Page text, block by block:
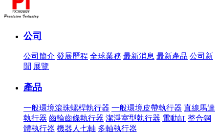
公司
公司簡介 發展歷程 全球業務 最新消息 最新產品 公司新
聞 展覽
產品
一般環境滾珠螺桿執行器 一般環境皮帶執行器 直線馬達
執行器 齒輪齒條執行器 潔淨室型執行器 電動缸 整合鋼
體執行器 機器人七軸 多軸執行器